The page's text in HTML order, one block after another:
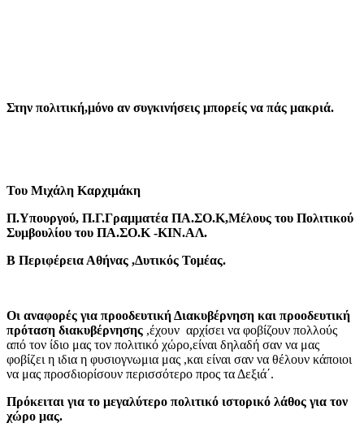
Στην πολιτική,μόνο αν συγκινήσεις μπορείς να πάς μακριά.
Του Μιχάλη Καρχιμάκη
Π.Υπουργού, Π.Γ.Γραμματέα ΠΑ.ΣΟ.Κ,Μέλους του Πολιτικού
Συμβουλίου του ΠΑ.ΣΟ.Κ -ΚΙΝ.ΑΛ.
Β Περιφέρεια Αθήνας ,Δυτικός Τομέας.
Οι αναφορές για προοδευτική Διακυβέρνηση και προοδευτική
πρόταση διακυβέρνησης ,έχουν αρχίσει να φοβίζουν πολλούς
από τον ίδιο μας τον πολιτικό χώρο,είναι δηλαδή σαν να μας
φοβίζει η ιδια η φυσιογνωμια μας ,και είναι σαν να θέλουν κάποιοι
να μας προσδιορίσουν περισσότερο προς τα Δεξιά΄.
Πρόκειται για το μεγαλύτερο πολιτικό ιστορικό λάθος για τον
χώρο μας.